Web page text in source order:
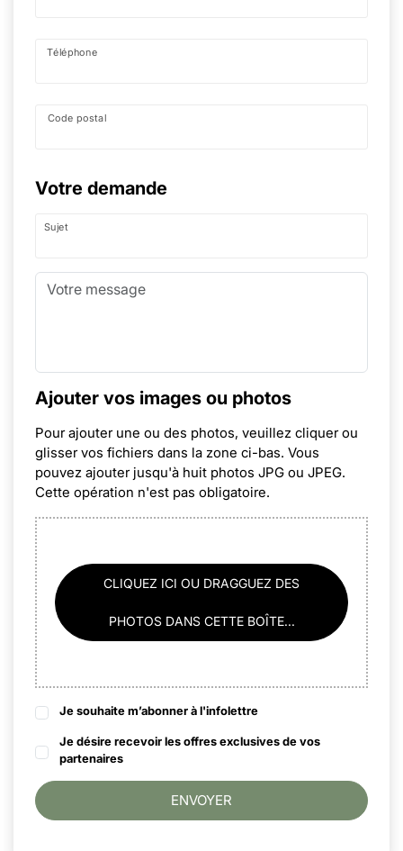
Téléphone
Code postal
Votre demande
Sujet
Ajouter vos images ou photos
Pour ajouter une ou des photos, veuillez cliquer ou
glisser vos fichiers dans la zone ci-bas. Vous
pouvez ajouter jusqu'à huit photos JPG ou JPEG.
Cette opération n'est pas obligatoire.
CLIQUEZ ICI OU DRAGGUEZ DES
PHOTOS DANS CETTE BOÎTE...
Je souhaite m’abonner à l'infolettre
Je désire recevoir les offres exclusives de vos
partenaires
ENVOYER